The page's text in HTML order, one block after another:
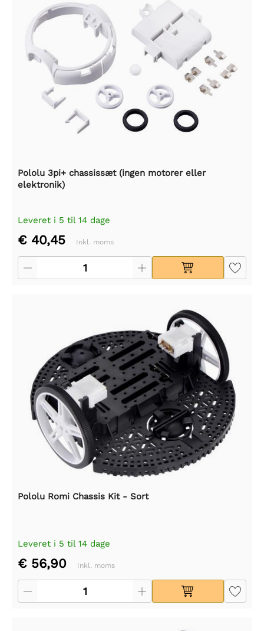
Pololu 3pi+ chassissæt (ingen motorer eller
elektronik)
Leveret i 5 til 14 dage
€ 40,45 Inkl. moms
Pololu Romi Chassis Kit - Sort
Leveret i 5 til 14 dage
€ 56,90 Inkl. moms